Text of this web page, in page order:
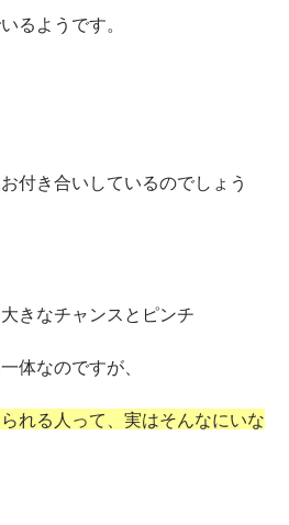
るようです。
付き合いしているのでしょう
きなチャンスとピンチ
体なのですが、
れる人って、実はそんなにいな